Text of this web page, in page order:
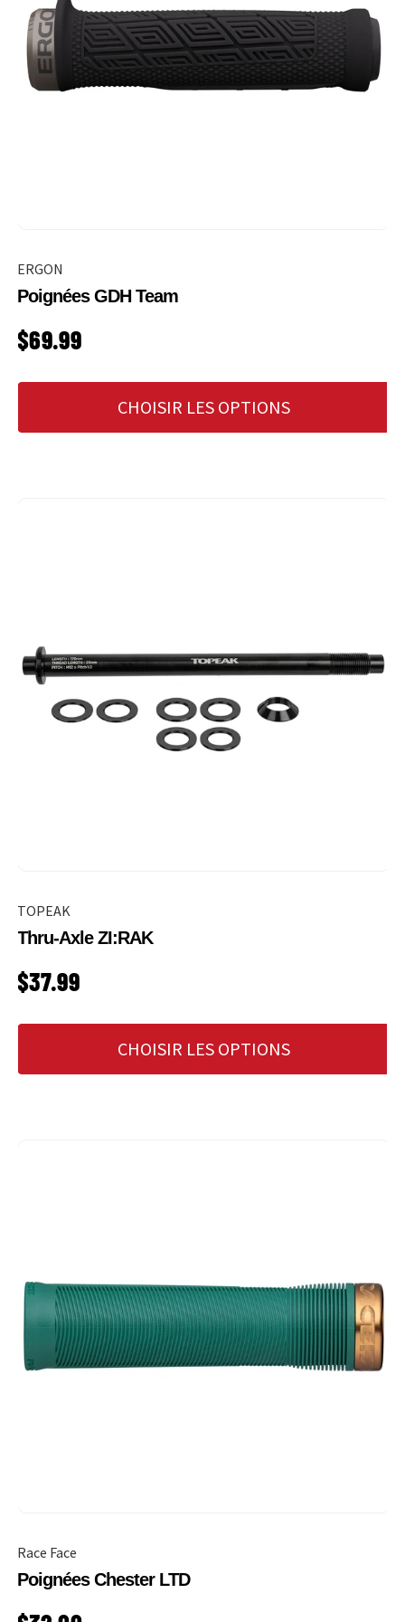
ERGON
Poignées GDH Team
PRIX HABITUEL
$69.99
CHOISIR LES OPTIONS
TOPEAK
Thru-Axle ZI:RAK
PRIX HABITUEL
$37.99
CHOISIR LES OPTIONS
Race Face
Poignées Chester LTD